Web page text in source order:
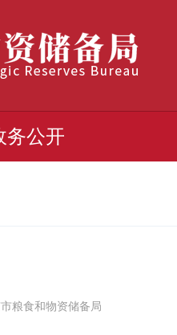
务公开
粮食和物资储备局